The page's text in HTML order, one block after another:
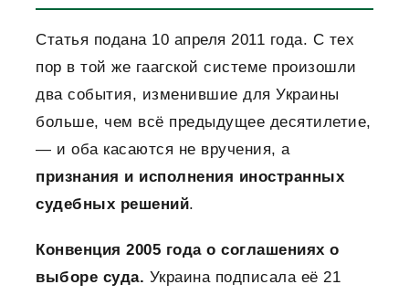
Статья подана 10 апреля 2011 года. С тех
пор в той же гаагской системе произошли
два события, изменившие для Украины
больше, чем всё предыдущее десятилетие,
— и оба касаются не вручения, а
признания и исполнения иностранных
судебных решений.
Конвенция 2005 года о соглашениях о
выборе суда. Украина подписала её 21